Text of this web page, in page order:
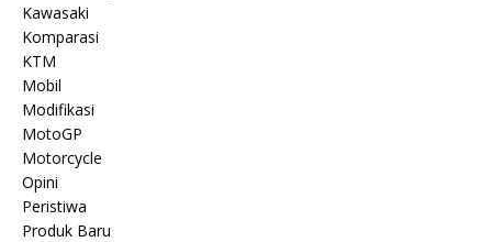
Kawasaki
Komparasi
KTM
Mobil
Modifikasi
MotoGP
Motorcycle
Opini
Peristiwa
Produk Baru